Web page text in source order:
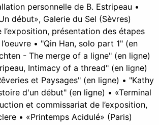
personnelle de B. Estripeau •
début», Galerie du Sel (Sèvres)
l’exposition, présentation des étapes
• "Qin Han, solo part 1" (en
- The merge of a ligne" (en ligne)
Intimacy of a thread" (en ligne)
et Paysages" (en ligne) • "Kathy
d'un début" (en ligne) • «Terminal
et commissariat de l’exposition,
• «Printemps Acidulé» (Paris)